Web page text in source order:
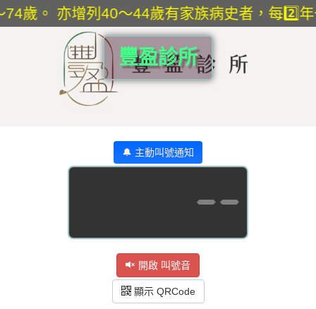
增列40～44歲有家族病史者，每2️⃣年一
豐盈診所
🔔 主動叫號通知
--
開啟 叫號音
顯示 QRCode